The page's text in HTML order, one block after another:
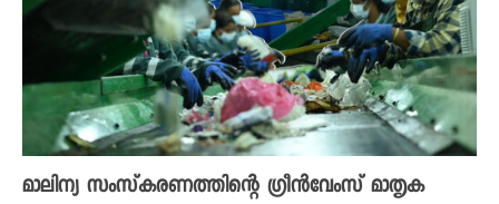
മാലിന്യ സംസ്‌കരണത്തിന്റെ ഗ്രീൻവേംസ് മാതൃക